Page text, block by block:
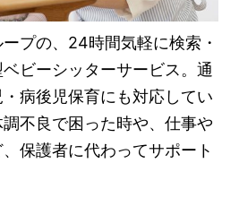
プの、24時間気軽に検索・
ビーシッターサービス。通
病後児保育にも対応してい
不良で困った時や、仕事や
保護者に代わってサポート